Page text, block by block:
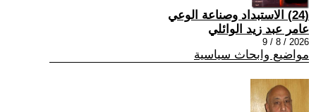
(24) الاستبداد وصناعة الوعي
عامر عبد زيد الوائلي
2026 / 8 / 9
مواضيع وابحاث سياسية